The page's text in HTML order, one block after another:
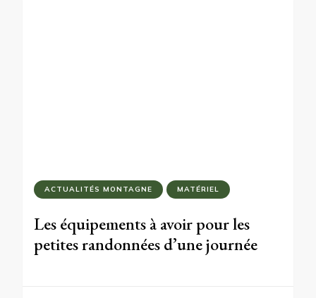
ACTUALITÉS MONTAGNE MATÉRIEL
Les équipements à avoir pour les
petites randonnées d’une journée